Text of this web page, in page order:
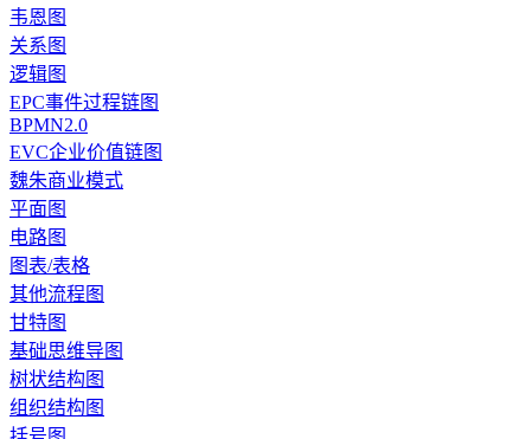
韦恩图
关系图
逻辑图
EPC事件过程链图
BPMN2.0
EVC企业价值链图
魏朱商业模式
平面图
电路图
图表/表格
其他流程图
甘特图
基础思维导图
树状结构图
组织结构图